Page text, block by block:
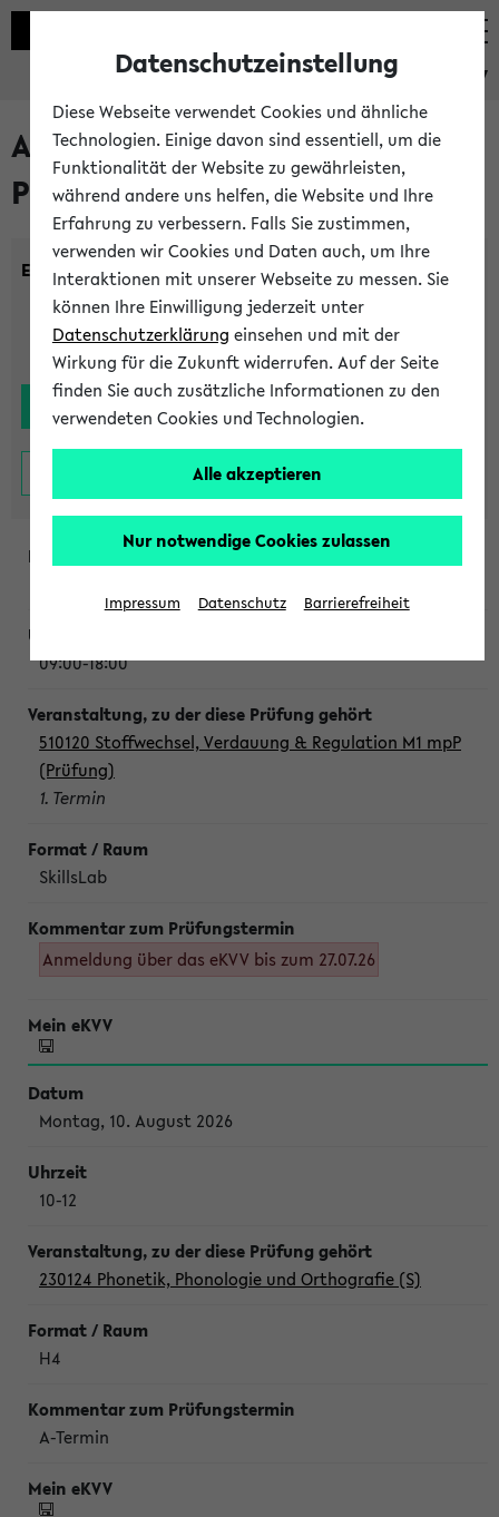
eKVV
Alle noch stattfindenden
Prüfungen
Einrichtung:
09:00-18:00
510120 Stoffwechsel, Verdauung & Regulation M1 mpP
(Prüfung)
1. Termin
SkillsLab
Anmeldung über das eKVV bis zum 27.07.26
Montag, 10. August 2026
10-12
230124 Phonetik, Phonologie und Orthografie (S)
H4
A-Termin
Datenschutzeinstellung
Diese Webseite verwendet Cookies und ähnliche
Technologien. Einige davon sind essentiell, um die
Funktionalität der Website zu gewährleisten,
während andere uns helfen, die Website und Ihre
Erfahrung zu verbessern. Falls Sie zustimmen,
verwenden wir Cookies und Daten auch, um Ihre
Interaktionen mit unserer Webseite zu messen. Sie
können Ihre Einwilligung jederzeit unter
Datenschutzerklärung einsehen und mit der
Wirkung für die Zukunft widerrufen. Auf der Seite
finden Sie auch zusätzliche Informationen zu den
verwendeten Cookies und Technologien.
Alle akzeptieren
Nur notwendige Cookies zulassen
Impressum Datenschutz Barrierefreiheit